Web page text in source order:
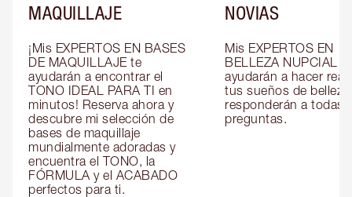
MAQUILLAJE
¡Mis EXPERTOS EN BASES
DE MAQUILLAJE te
ayudarán a encontrar el
TONO IDEAL PARA TI en
minutos! Reserva ahora y
descubre mi selección de
bases de maquillaje
mundialmente adoradas y
encuentra el TONO, la
FÓRMULA y el ACABADO
perfectos para ti.
NOVIAS
Mis EXPERTOS EN
BELLEZA NUPCIAL te
ayudarán a hacer
tus sueños de belleza
responderán a todas
preguntas.